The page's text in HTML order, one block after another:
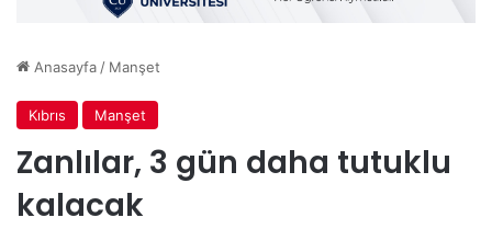
Anasayfa/ Manşet
Kıbrıs Manşet
Zanlılar, 3 gün daha tutuklu
kalacak